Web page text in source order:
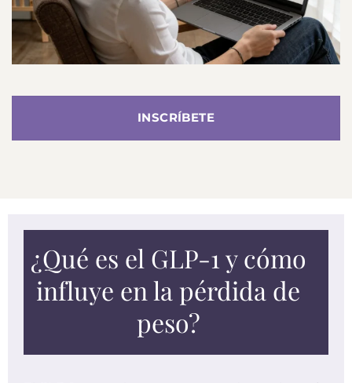
INSCRÍBETE
¿Qué es el GLP-1 y cómo
influye en la pérdida de
peso?